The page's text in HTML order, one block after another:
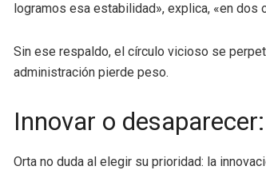
logramos esa estabilidad», explica, «en
Sin ese respaldo, el círculo vicioso se
administración pierde peso.
Innovar o
Orta no duda al elegir su prioridad: la